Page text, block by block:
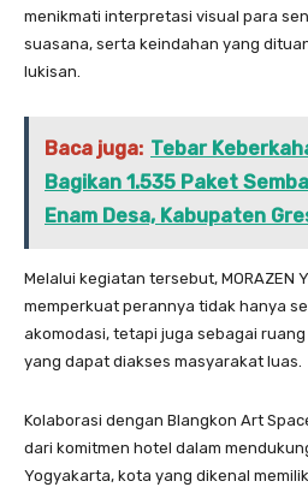
menikmati interpretasi visual para
suasana, serta keindahan yang
lukisan.
Baca juga: Tebar
Bagikan 1.535 Paket
Enam Desa, Kabupaten
Melalui kegiatan tersebut, MORAZEN
memperkuat perannya tidak hanya
akomodasi, tetapi juga sebagai
yang dapat diakses masyarakat luas.
Kolaborasi dengan Blangkon Art
dari komitmen hotel dalam
Yogyakarta, kota yang dikenal